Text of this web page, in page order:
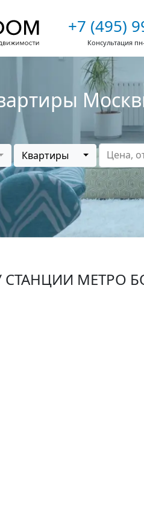
+7 (495)
Консультация
Квартиры Цена,
МЕТРО